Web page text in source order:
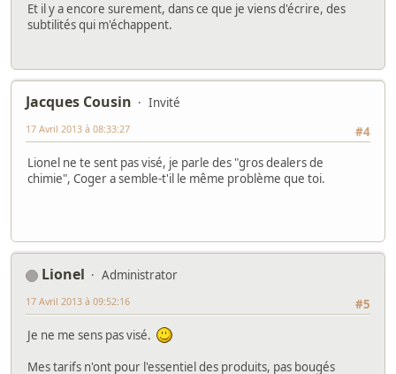
Et il y a encore surement, dans ce que je viens d'écrire, des
subtilités qui m'échappent.
Jacques Cousin
Invité
#4
17 Avril 2013 à 08:33:27
Lionel ne te sent pas visé, je parle des "gros dealers de
chimie", Coger a semble-t'il le même problème que toi.
Lionel
Administrator
#5
17 Avril 2013 à 09:52:16
Je ne me sens pas visé.
Mes tarifs n'ont pour l'essentiel des produits, pas bougés